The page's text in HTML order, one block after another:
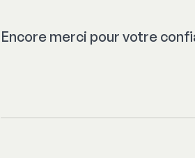
Encore merci pour votre